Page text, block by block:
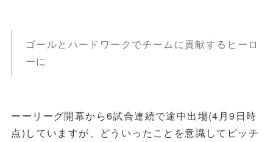
ゴールとハードワークでチームに貢献するヒーロ
ーに
ーーリーグ開幕から6試合連続で途中出場(4月9日時
点)していますが、どういったことを意識してピッチ